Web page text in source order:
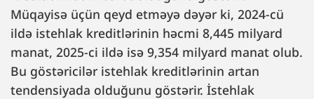
Müqayisə üçün qeyd etməyə dəyər ki, 2024-cü
ildə istehlak kreditlərinin həcmi 8,445 milyard
manat, 2025-ci ildə isə 9,354 milyard manat olub.
Bu göstəricilər istehlak kreditlərinin artan
tendensiyada olduğunu göstərir. İstehlak